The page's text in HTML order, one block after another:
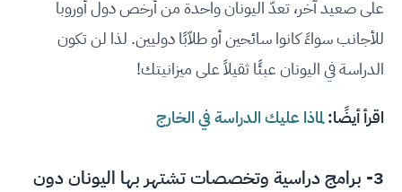
على صعيد آخر، تعدّ اليونان واحدة من أرخص دول أوروبا
للأجانب سواءً كانوا سائحين أو طلاّبًا دوليين. لذا لن تكون
الدراسة في اليونان عبئًا ثقيلاً على ميزانيتك!
اقرأ أيضًا:لماذا عليك الدراسة في الخارج
3- برامج دراسية وتخصصات تشتهر بها اليونان دون